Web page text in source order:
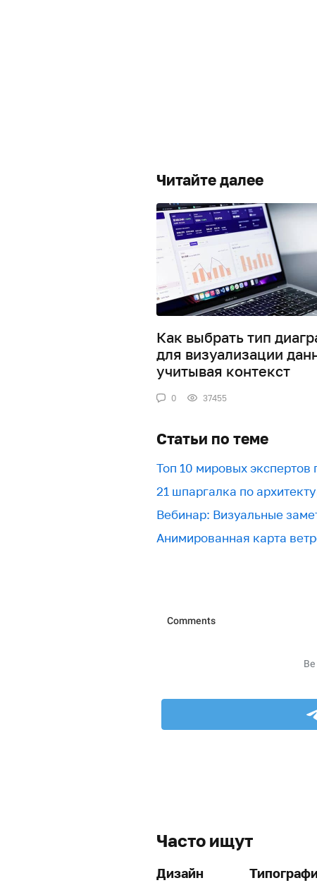
Читайте далее
Как выбрать тип
для визуализации
учитывая контекст
0 37455
Статьи по теме
Топ 10 мировых
21 шпаргалка по
Вебинар: Визуальные
Анимированная карта
Часто ищут
Дизайн